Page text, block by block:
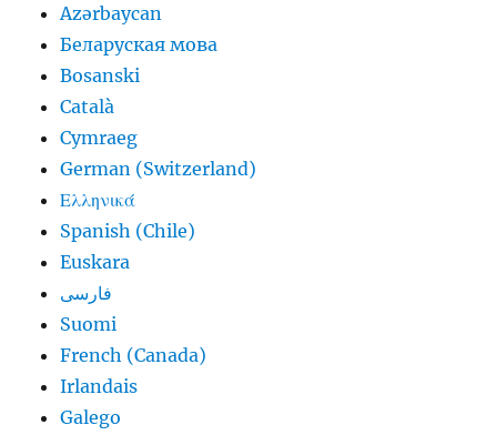
Azərbaycan
Беларуская мова
Bosanski
Català
Cymraeg
German (Switzerland)
Ελληνικά
Spanish (Chile)
Euskara
فارسی
Suomi
French (Canada)
Irlandais
Galego